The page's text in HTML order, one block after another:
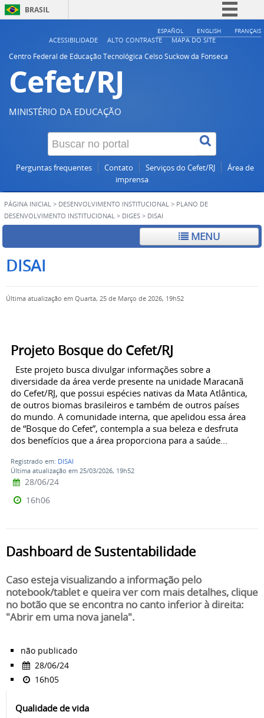
BRASIL
Simplifique!
ESPAÑOL ENGLISH FRANÇAIS
ACESSIBILIDADE ALTO CONTRASTE
MAPA DO SITE
Centro Federal de Educação Tecnológica Celso Suckow da Fonseca
Cefet/RJ
MINISTÉRIO DA EDUCAÇÃO
Perguntas frequentes Contato Serviços do Cefet/RJ
Área de
imprensa
PÁGINA INICIAL > DESENVOLVIMENTO INSTITUCIONAL > PLANO DE
DESENVOLVIMENTO INSTITUCIONAL > DIGES > DISAI
MENU
DISAI
Última atualização em Quarta, 25 de Março de 2026, 19h52
Projeto Bosque do Cefet/RJ
Este projeto busca divulgar informações sobre a
diversidade da área verde presente na unidade Maracanã
do Cefet/RJ, que possui espécies nativas da Mata Atlântica,
de outros biomas brasileiros e também de outros países
do mundo. A comunidade interna, que apelidou essa área
de “Bosque do Cefet”, contempla a sua beleza e desfruta
dos benefícios que a área proporciona para a saúde...
Registrado em: DISAI
Última atualização em 25/03/2026, 19h52
28/06/24
16h06
Dashboard de Sustentabilidade
Caso esteja visualizando a informação pelo
notebook/tablet e queira ver com mais detalhes, clique
no botão que se encontra no canto inferior à direita:
"Abrir em uma nova janela".
não publicado
28/06/24
16h05
Qualidade de vida